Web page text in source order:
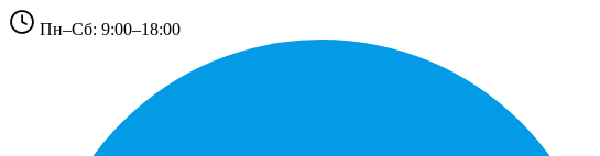
Пн–Сб: 9:00–18:00